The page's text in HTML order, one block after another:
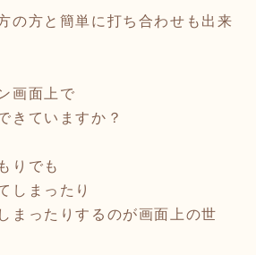
の方と簡単に打ち合わせも出来
画面上で
きていますか？
りでも
しまったり
まったりするのが画面上の世